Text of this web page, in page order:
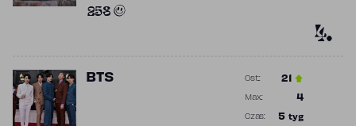
4.
258
BTS 21
Ost.:
4
Max.:
5 tyg
Czas: